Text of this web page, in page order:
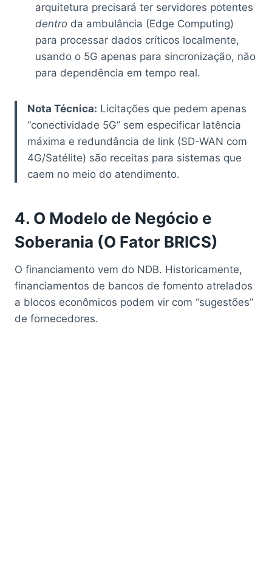
arquitetura precisará ter servidores potentes
dentro da ambulância (Edge Computing)
para processar dados críticos localmente,
usando o 5G apenas para sincronização, não
para dependência em tempo real.
Nota Técnica: Licitações que pedem apenas
“conectividade 5G” sem especificar latência
máxima e redundância de link (SD-WAN com
4G/Satélite) são receitas para sistemas que
caem no meio do atendimento.
4. O Modelo de Negócio e
Soberania (O Fator BRICS)
O financiamento vem do NDB. Historicamente,
financiamentos de bancos de fomento atrelados
a blocos econômicos podem vir com “sugestões”
de fornecedores.